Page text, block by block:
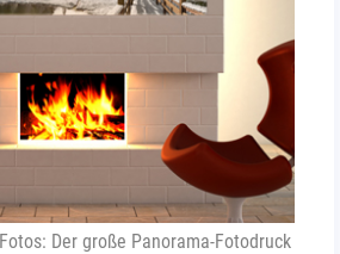
Der große Panorama-Fotodruck